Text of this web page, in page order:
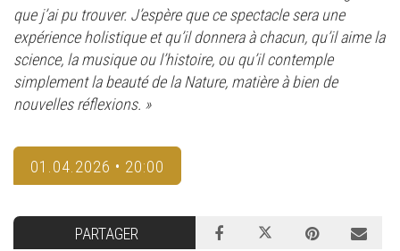
que j’ai pu trouver. J’espère que ce spectacle sera une
expérience holistique et qu’il donnera à chacun, qu’il aime la
science, la musique ou l’histoire, ou qu’il contemple
simplement la beauté de la Nature, matière à bien de
nouvelles réflexions. »
01.04.2026 • 20:00
PARTAGER